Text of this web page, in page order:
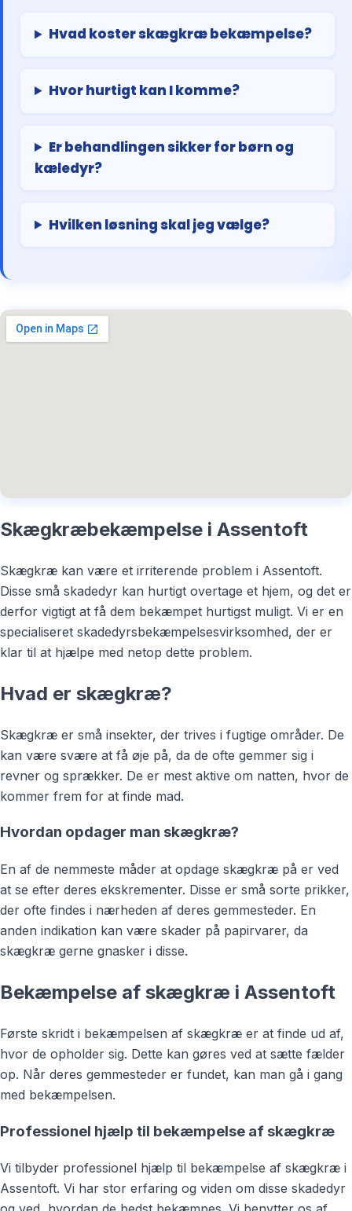
Hvad koster skægkræ bekæmpelse?
Hvor hurtigt kan I komme?
Er behandlingen sikker for børn og
kæledyr?
Hvilken løsning skal jeg vælge?
Skægkræbekæmpelse i Assentoft
Skægkræ kan være et irriterende problem i Assentoft.
Disse små skadedyr kan hurtigt overtage et hjem, og det er
derfor vigtigt at få dem bekæmpet hurtigst muligt. Vi er en
specialiseret skadedyrsbekæmpelsesvirksomhed, der er
klar til at hjælpe med netop dette problem.
Hvad er skægkræ?
Skægkræ er små insekter, der trives i fugtige områder. De
kan være svære at få øje på, da de ofte gemmer sig i
revner og sprækker. De er mest aktive om natten, hvor de
kommer frem for at finde mad.
Hvordan opdager man skægkræ?
En af de nemmeste måder at opdage skægkræ på er ved
at se efter deres ekskrementer. Disse er små sorte prikker,
der ofte findes i nærheden af deres gemmesteder. En
anden indikation kan være skader på papirvarer, da
skægkræ gerne gnasker i disse.
Bekæmpelse af skægkræ i Assentoft
Første skridt i bekæmpelsen af skægkræ er at finde ud af,
hvor de opholder sig. Dette kan gøres ved at sætte fælder
op. Når deres gemmesteder er fundet, kan man gå i gang
med bekæmpelsen.
Professionel hjælp til bekæmpelse af skægkræ
Vi tilbyder professionel hjælp til bekæmpelse af skægkræ i
Assentoft. Vi har stor erfaring og viden om disse skadedyr